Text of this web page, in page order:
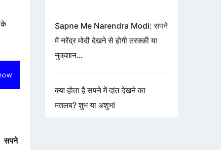
सपने
Sapne Me Narendra Modi: सपने
में नरेंद्र मोदी देखने से होगी तरक्की या
नुकशान…
क्या होता है सपने में दांत देखने का
मतलब? शुभ या अशुभ!